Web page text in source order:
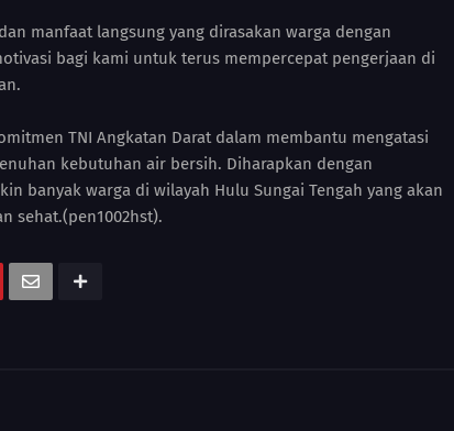
manfaat langsung yang dirasakan warga dengan
bagi kami untuk terus mempercepat pengerjaan di
TNI Angkatan Darat dalam membantu mengatasi
kebutuhan air bersih. Diharapkan dengan
banyak warga di wilayah Hulu Sungai Tengah yang akan
sehat.(pen1002hst).